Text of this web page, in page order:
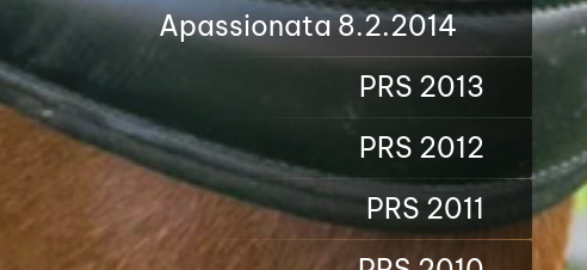
Apassionata 8.2.2014
PRS 2013
PRS 2012
PRS 2011